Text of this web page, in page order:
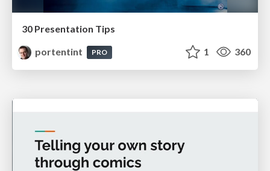
30 Presentation Tips
portentint
PRO 1 360